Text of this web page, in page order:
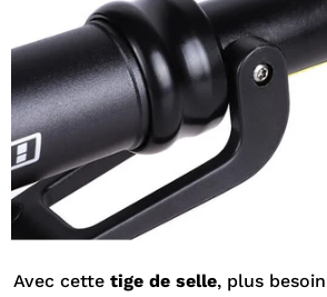
Avec cette tige de selle, plus